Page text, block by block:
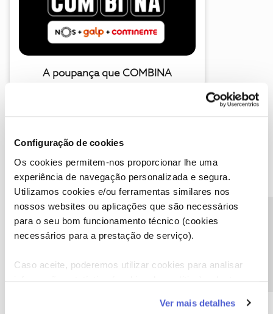
Configuração de cookies
Os cookies permitem-nos proporcionar lhe uma
experiência de navegação personalizada e segura.
Utilizamos cookies e/ou ferramentas similares nos
nossos websites ou aplicações que são necessários
para o seu bom funcionamento técnico (cookies
necessários para a prestação de serviço).
Caso aceite, poderemos utilizar cookies para analisar
funcionalidades (cookies de personalização e
Ver mais detalhes
A poupança que COMBINA
Descubra as novidades de junho